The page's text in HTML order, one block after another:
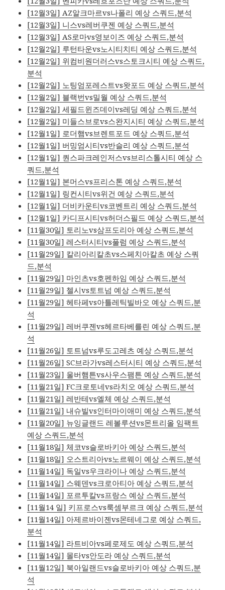
[12월3일] AZ알크마르vs나폴리 예상 스쿼드,분석
[12월3일] 니스vs레버쿠젠 예상 스쿼드,분석
[12월3일] AS로마vs영보이즈 예상 스쿼드,분석
[12월2일] 루턴타운vs노시티치티 예상 스쿼드,분석
[12월2일] 위컴비원더러스vs스토크시티 예상 스쿼드,
분석
[12월2일] 노팅엄포레스트vs왓포드 예상 스쿼드,분석
[12월2일] 블랙번vs밀월 예상 스쿼드,분석
[12월2일] 세필드윈즈데이vs레딩 예상 스쿼드,분석
[12월2일] 미들스브로vs스완지시티 예상 스쿼드,분석
[12월1일] 로더햄vs브렌트포드 예상 스쿼드,분석
[12월1일] 버밍엄시티vs반슬리 예상 스쿼드,분석
[12월1일] 퀀스파크레인저스vs브리스톨시티 예상 스
쿼드,분석
[12월1일] 본머스vs프리스톤 예상 스쿼드,분석
[12월1일] 링컨시티vs위건 예상 스쿼드,분석
[12월1일] 더비카운티vs코벤트리 예상 스쿼드,분석
[12월1일] 카디프시티vs허더스필드 예상 스쿼드,분석
[11월30일] 토리노vs삼프도리아 예상 스쿼드,분석
[11월30일] 레스터시티vs풀럼 예상 스쿼드,분석
[11월29일] 칼리아리칼초vs스페치아칼초 예상 스쿼
드,분석
[11월29일] 마인츠vs호펜하임 예상 스쿼드,분석
[11월29일] 첼시vs토트넘 예상 스쿼드,분석
[11월29일] 헤타페vs아틀레틱빌바오 예상 스쿼드,분
석
[11월29일] 레버쿠젠vs헤르타베를린 예상 스쿼드,분
석
[11월26일] 토트넘vs루도고레츠 예상 스쿼드,분석
[11월26일] SC브라가vs레스터시티 예상 스쿼드,분석
[11월23일] 울버햄튼vs사우스팸튼 예상 스쿼드,분석
[11월21일] FC크로토네vs라치오 예상 스쿼드,분석
[11월21일] 레반테vs엘체 예상 스쿼드,분석
[11월21일] 내슈빌vs인터마이애미 예상 스쿼드,분석
[11월20일] 뉴잉글랜드 레볼루션vs몬트리올 임팩트
예상 스쿼드,분석
[11월18일] 체코vs슬로바키아 예상 스쿼드,분석
[11월18일] 오스트리아vs노르웨이 예상 스쿼드,분석
[11월14일] 독일vs우크라이나 예상 스쿼드,분석
[11월14일] 스웨덴vs크로아티아 예상 스쿼드,분석
[11월14일] 포르투칼vs프랑스 예상 스쿼드,분석
[11월14 일] 키프로스vs룩셈부르크 예상 스쿼드,분석
[11월14일] 아제르바이젠vs몬테네그로 예상 스쿼드,
분석
[11월14일] 라트비아vs페로제도 예상 스쿼드,분석
[11월14일] 몰타vs안도라 예상 스쿼드,분석
[11월12일] 북아일랜드vs슬로바키아 예상 스쿼드,분
석